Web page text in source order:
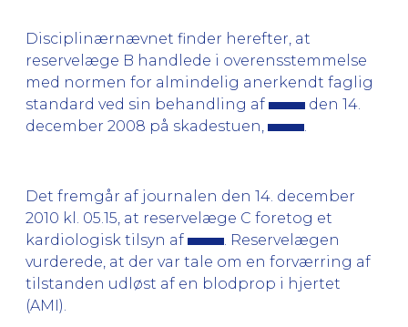
Disciplinærnævnet finder herefter, at
reservelæge B handlede i overensstemmelse
med normen for almindelig anerkendt faglig
standard ved sin behandling af
den 14.
december 2008 på skadestuen,
Det fremgår af journalen den 14. december
2010 kl. 05.15, at reservelæge C foretog et
kardiologisk tilsyn af
. Reservelægen
vurderede, at der var tale om en forværring af
tilstanden udløst af en blodprop i hjertet
(AMI).